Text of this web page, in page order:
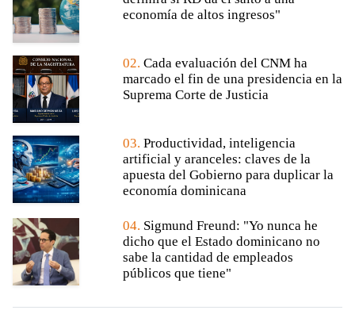
economía de altos ingresos"
02. Cada evaluación del CNM ha
marcado el fin de una presidencia en la
Suprema Corte de Justicia
03. Productividad, inteligencia
artificial y aranceles: claves de la
apuesta del Gobierno para duplicar la
economía dominicana
04. Sigmund Freund: "Yo nunca he
dicho que el Estado dominicano no
sabe la cantidad de empleados
públicos que tiene"